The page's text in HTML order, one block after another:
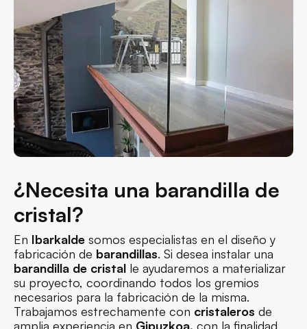
¿Necesita una barandilla de
cristal?
En Ibarkalde somos especialistas en el diseño y
fabricación de barandillas. Si desea instalar una
barandilla de cristal le ayudaremos a materializar
su proyecto, coordinando todos los gremios
necesarios para la fabricación de la misma.
Trabajamos estrechamente con cristaleros de
amplia experiencia en Gipuzkoa, con la finalidad